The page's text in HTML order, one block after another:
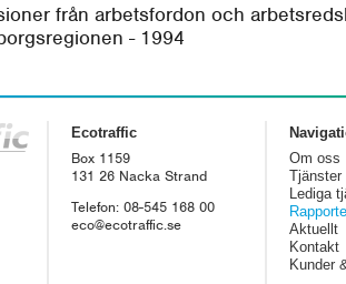
från arbetsfordon och
- 1994
Ecotraffic
Box 1159
131 26 Nacka Strand
Telefon: 08-545 168 00
eco@ecotraffic.se
Om oss
Tjänster
Lediga
Aktuellt
Kontakt
Kunder